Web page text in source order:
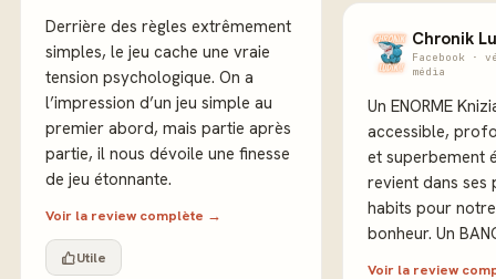
Derrière des règles extrêmement
simples, le jeu cache une vraie
tension psychologique. On a
l’impression d’un jeu simple au
premier abord, mais partie après
partie, il nous dévoile une finesse
de jeu étonnante.
Voir la review complète →
Utile
Chronik
Facebook ·
média
Un ENORME
accessible,
et superbement
revient dans ses
habits pour
bonheur. Un
Voir la review